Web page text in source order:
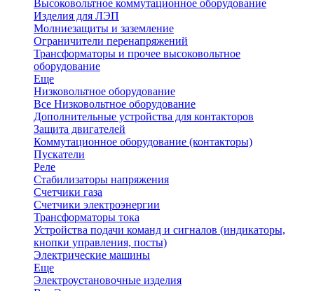
Высоковольтное коммутационное оборудование
Изделия для ЛЭП
Молниезащиты и заземление
Ограничители перенапряжений
Трансформаторы и прочее высоковольтное
оборудование
Еще
Низковольтное оборудование
Все Низковольтное оборудование
Дополнительные устройства для контакторов
Защита двигателей
Коммутационное оборудование (контакторы)
Пускатели
Реле
Стабилизаторы напряжения
Счетчики газа
Счетчики электроэнергии
Трансформаторы тока
Устройства подачи команд и сигналов (индикаторы,
кнопки управления, посты)
Электрические машины
Еще
Электроустановочные изделия